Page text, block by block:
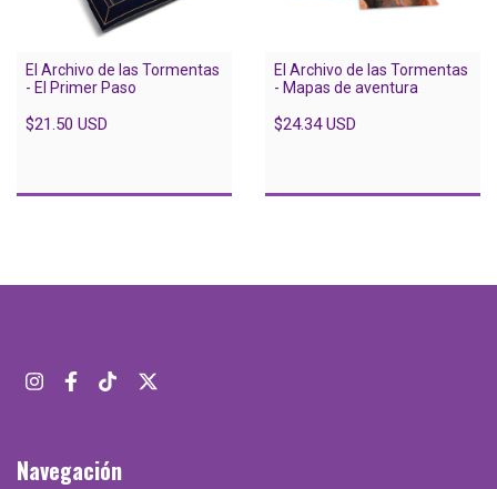
El Archivo de las Tormentas
- El Primer Paso
$21.50 USD
El Archivo de las Tormentas
- Mapas de aventura
$24.34 USD
Navegación